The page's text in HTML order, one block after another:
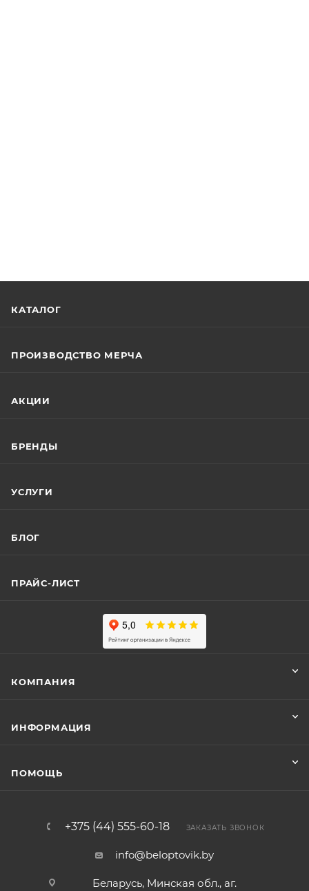
КАТАЛОГ
ПРОИЗВОДСТВО МЕРЧА
АКЦИИ
БРЕНДЫ
УСЛУГИ
БЛОГ
ПРАЙС-ЛИСТ
КОМПАНИЯ
ИНФОРМАЦИЯ
ПОМОЩЬ
+375 (44) 555-60-18 ЗАКАЗАТЬ ЗВОНОК
info@beloptovik.by
Беларусь, Минская обл., аг.